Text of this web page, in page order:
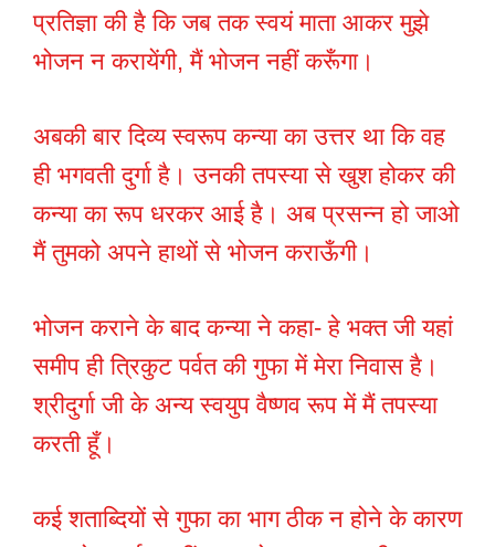
प्रतिज्ञा की है कि जब तक स्वयं माता आकर मुझे
भोजन न करायेंगी, मैं भोजन नहीं करूँगा।
अबकी बार दिव्य स्वरूप कन्या का उत्तर था कि वह
ही भगवती दुर्गा है। उनकी तपस्या से खुश होकर की
कन्या का रूप धरकर आई है। अब प्रसन्न हो जाओ
मैं तुमको अपने हाथों से भोजन कराऊँगी।
भोजन कराने के बाद कन्या ने कहा- हे भक्त जी यहां
समीप ही त्रिकुट पर्वत की गुफा में मेरा निवास है।
श्रीदुर्गा जी के अन्य स्वयुप वैष्णव रूप में मैं तपस्या
करती हूँ।
कई शताब्दियों से गुफा का भाग ठीक न होने के कारण